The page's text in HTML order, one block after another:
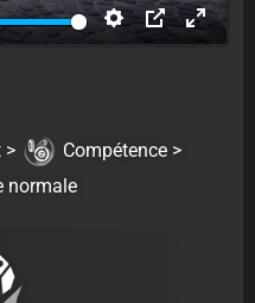
Settings
PIP
>
Compétence >
normale